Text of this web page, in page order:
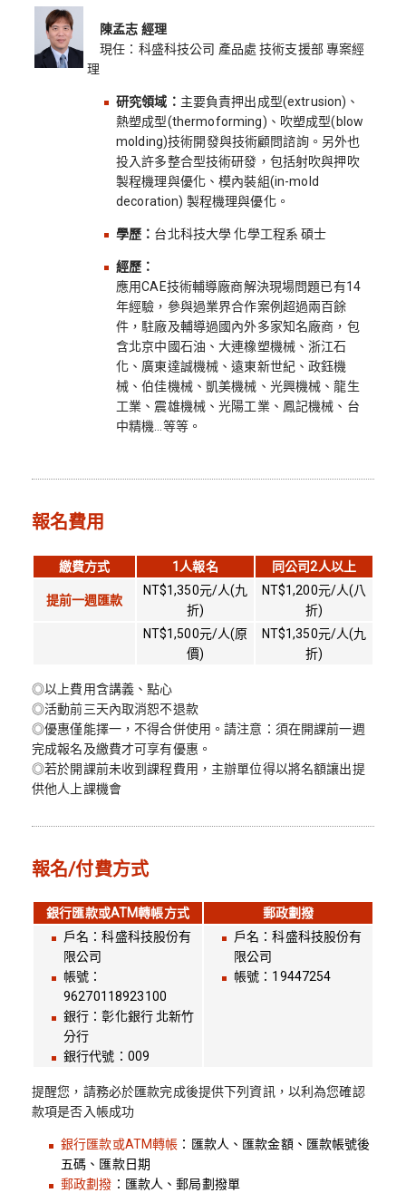
陳孟志 經理
現任：科盛科技公司 產品處 技術支援部 專案經
理
研究領域： 主要負責押出成型(extrusion)、
熱塑成型(thermoforming)、吹塑成型(blow
molding)技術開發與技術顧問諮詢。另外也
投入許多整合型技術研發，包括射吹與押吹
製程機理與優化、模內裝組(in-mold
decoration) 製程機理與優化。
學歷： 台北科技大學 化學工程系 碩士
經歷：
應用CAE技術輔導廠商解決現場問題已有14
年經驗，參與過業界合作案例超過兩百餘
件，駐廠及輔導過國內外多家知名廠商，包
含北京中國石油、大連橡塑機械、浙江石
化、廣東達誠機械、遠東新世紀、政鈺機
械、伯佳機械、凱美機械、光興機械、龍生
工業、震雄機械、光陽工業、鳳記機械、台
中精機…等等。
報名費用
繳費方式 1人報名 同公司2人以上
提前一週匯款
NT$1,350元/人(九
折)
NT$1,200元/人(八
折)
NT$1,500元/人(原
價)
NT$1,350元/人(九
折)
◎以上費用含講義、點心
◎活動前三天內取消恕不退款
◎優惠僅能擇一，不得合併使用。請注意：須在開課前一週
完成報名及繳費才可享有優惠。
◎若於開課前未收到課程費用，主辦單位得以將名額讓出提
供他人上課機會
報名/付費方式
銀行匯款或ATM轉帳方式
郵政劃撥
戶名：科盛科技股份有
限公司
帳號：
96270118923100
銀行：彰化銀行 北新竹
分行
銀行代號：009
戶名：科盛科技股份有
限公司
帳號：19447254
提醒您，請務必於匯款完成後提供下列資訊，以利為您確認
款項是否入帳成功
銀行匯款或ATM轉帳 ：匯款人、匯款金額、匯款帳號後
五碼、匯款日期
郵政劃撥 ：匯款人、郵局劃撥單